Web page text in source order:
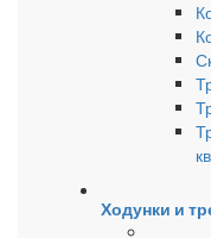
Ходунки и